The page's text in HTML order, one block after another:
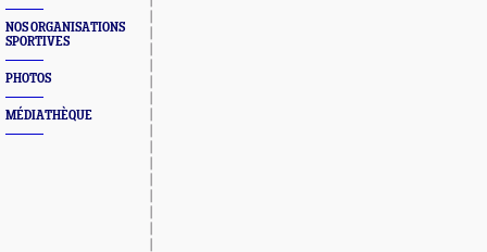
NOS ORGANISATIONS
SPORTIVES
PHOTOS
MÉDIATHÈQUE